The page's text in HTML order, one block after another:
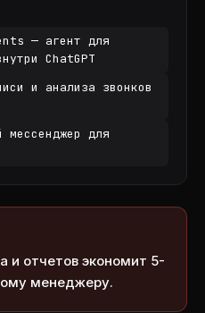
— агент для
ChatGPT
и анализа звонков
мессенджер для
и отчетов экономит 5-
менеджеру.